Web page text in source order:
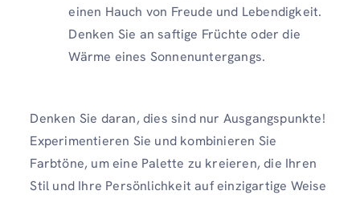
einen Hauch von Freude und Lebendigkeit.
Denken Sie an saftige Früchte oder die
Wärme eines Sonnenuntergangs.
Denken Sie daran, dies sind nur Ausgangspunkte!
Experimentieren Sie und kombinieren Sie
Farbtöne, um eine Palette zu kreieren, die Ihren
Stil und Ihre Persönlichkeit auf einzigartige Weise